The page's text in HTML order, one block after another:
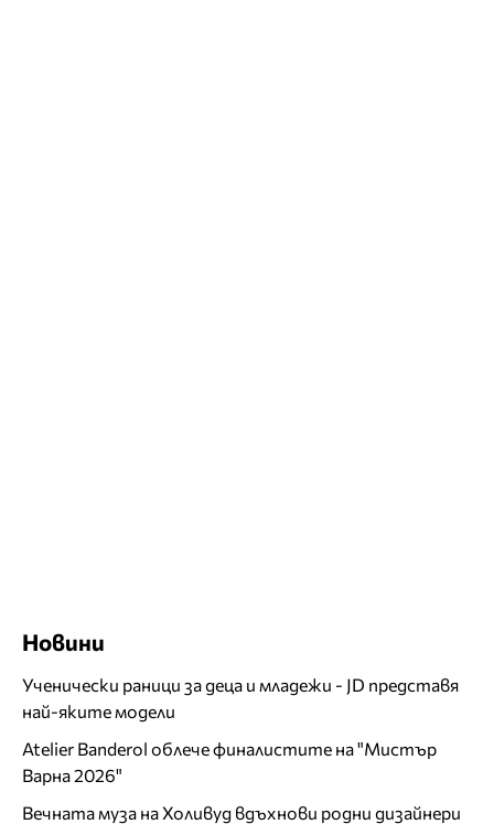
Новини
Ученически раници за деца и младежи - JD представя
най-яките модели
Atelier Banderol облече финалистите на "Мистър
Варна 2026"
Вечната муза на Холивуд вдъхнови родни дизайнери